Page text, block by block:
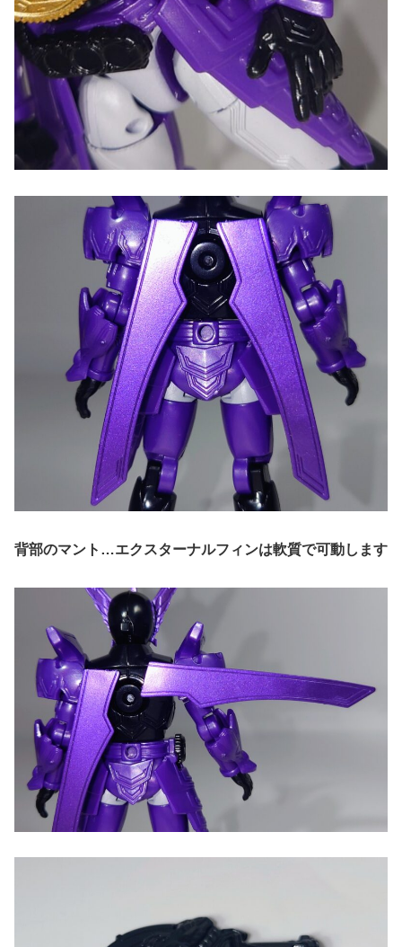
背部のマント…エクスターナルフィンは軟質で可動します